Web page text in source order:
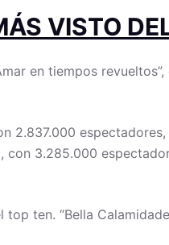
VISTO
en tiempos
3.285.000
ten. “Bella